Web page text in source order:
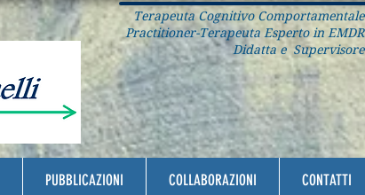
Terapeuta Cognitivo Comportamentale
Practitioner-Terapeuta Esperto in EMDR
Didatta e Supervisore
PUBBLICAZIONI COLLABORAZIONI CONTATTI